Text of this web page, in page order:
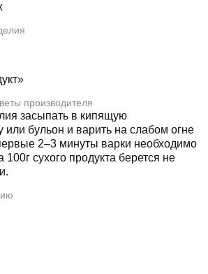
производителя
засыпать в кипящую
или бульон и варить на слабом огне
2–3 минуты варки необходимо
сухого продукта берется не